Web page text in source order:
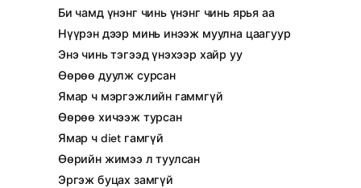
Би чамд үнэнг чинь үнэнг чинь ярья аа
Нүүрэн дээр минь инээж муулна цаагуур
Энэ чинь тэгээд үнэхээр хайр уу
Өөрөө дуулж сурсан
Ямар ч мэргэжлийн гаммгүй
Өөрөө хичээж турсан
Ямар ч diet гамгүй
Өөрийн жимээ л туулсан
Эргэж буцах замгүй